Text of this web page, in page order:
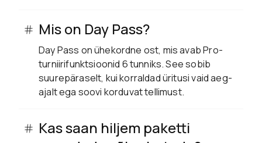
Mis on Day Pass?
Day Pass on ühekordne ost, mis avab Pro-
turniirifunktsioonid 6 tunniks. See sobib
suurepäraselt, kui korraldad üritusi vaid aeg-
ajalt ega soovi korduvat tellimust.
Kas saan hiljem paketti